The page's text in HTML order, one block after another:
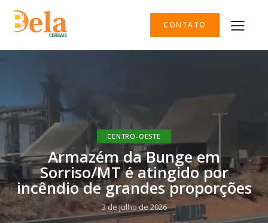
CONTATO
CENTRO-OESTE
Armazém da Bunge em
Sorriso/MT é atingido por
incêndio de grandes proporções
3 de julho de 2026